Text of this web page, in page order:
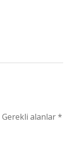
Gerekli alanlar*